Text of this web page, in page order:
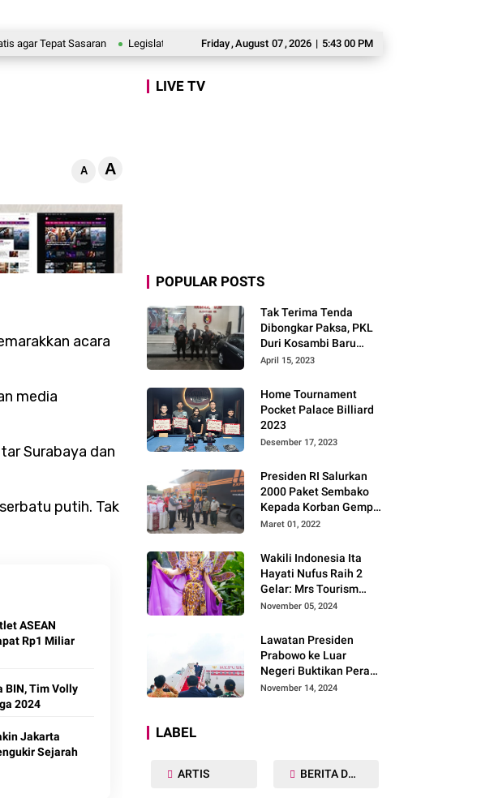
Friday,August 07,2026 | 5:43 01 PM
Sasaran Legislator Gerindra Marlyn Maisarah Tinjau Jembatan Gantung Cibeber, Pastikan
A A
acara
media
Surabaya dan
putih. Tak
ASEAN
Rp1 Miliar
BIN, Tim Volly
2024
Jakarta
Sejarah
LIVE TV
POPULAR POSTS
Tak Terima Tenda
Dibongkar Paksa, PKL
Duri Kosambi Baru
Gugat PT MD
April 15, 2023
Home Tournament
Pocket Palace Billiard
2023
Desember 17, 2023
Presiden RI Salurkan
2000 Paket Sembako
Kepada Korban Gempa
di Pasaman Barat
Maret 01, 2022
Wakili Indonesia Ita
Hayati Nufus Raih 2
Gelar: Mrs Tourism
2024 dan Fourth
Worldwide
International 2024, di
Pemilihan Mrs
Worldwide 2024
November 05, 2024
Lawatan Presiden
Prabowo ke Luar
Negeri Buktikan Peran
Strategis Indonesia di
November 14, 2024
LABEL
ARTIS BERITA DAERAH